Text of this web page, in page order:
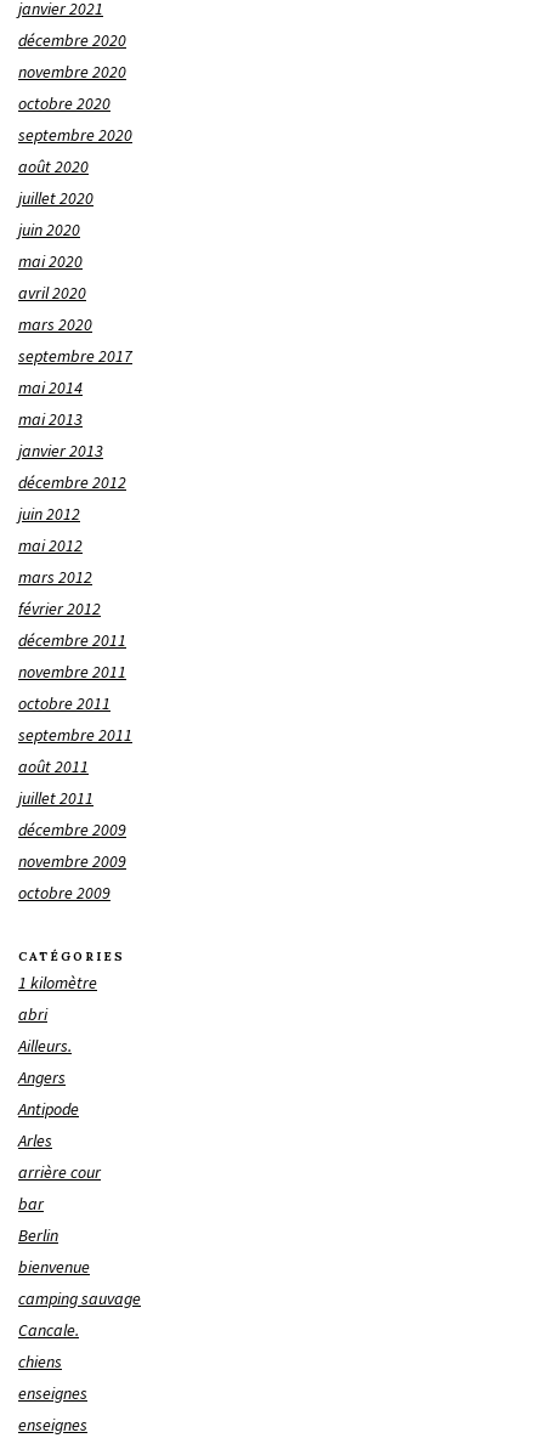
janvier 2021
décembre 2020
novembre 2020
octobre 2020
septembre 2020
août 2020
juillet 2020
juin 2020
mai 2020
avril 2020
mars 2020
septembre 2017
mai 2014
mai 2013
janvier 2013
décembre 2012
juin 2012
mai 2012
mars 2012
février 2012
décembre 2011
novembre 2011
octobre 2011
septembre 2011
août 2011
juillet 2011
décembre 2009
novembre 2009
octobre 2009
CATÉGORIES
1 kilomètre
abri
Ailleurs.
Angers
Antipode
Arles
arrière cour
bar
Berlin
bienvenue
camping sauvage
Cancale.
chiens
enseignes
enseignes